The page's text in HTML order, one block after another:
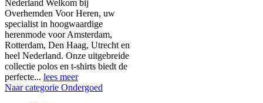
Nederland Welkom bij
Overhemden Voor Heren, uw
specialist in hoogwaardige
herenmode voor Amsterdam,
Rotterdam, Den Haag, Utrecht en
heel Nederland. Onze uitgebreide
collectie polos en t-shirts biedt de
perfecte... lees meer
Naar categorie Ondergoed